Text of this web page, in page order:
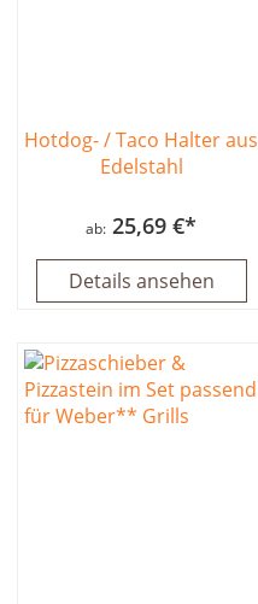
Hotdog- / Taco Halter aus
Edelstahl
ab 25,69 €
Details ansehen